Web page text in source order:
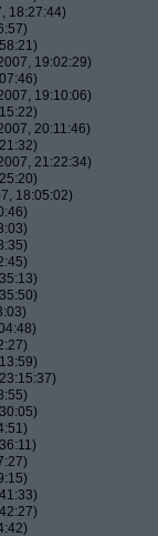
18:27:44)
19:02:29)
19:10:06)
20:11:46)
21:22:34)
18:05:02)